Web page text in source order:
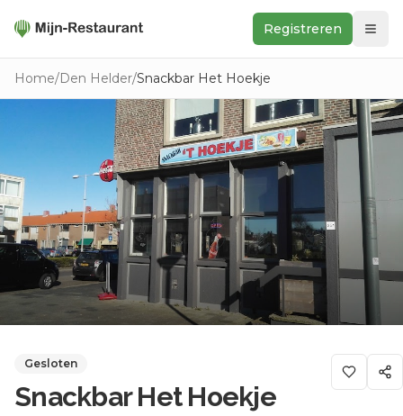
Registreren
Zoeken
Keukens
Foodwall
Reviews
Home/Den Helder/Snackbar Het Hoekje
Gesloten
Snackbar Het Hoekje